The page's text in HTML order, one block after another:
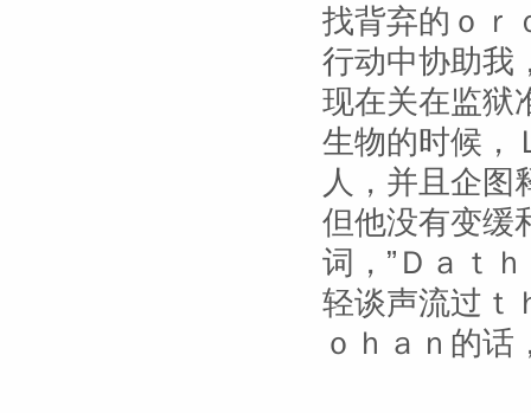
找背弃的ｏｒ
行动中协助我
现在关在监狱
生物的时候，
人，并且企图
但他没有变缓
词，”Ｄａｔ
轻谈声流过ｔ
ｏｈａｎ的话